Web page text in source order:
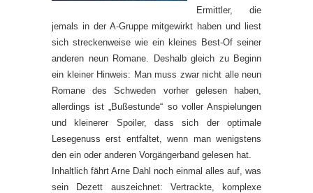
Ermittler, die
jemals in der A-Gruppe mitgewirkt haben und liest
sich streckenweise wie ein kleines Best-Of seiner
anderen neun Romane. Deshalb gleich zu Beginn
ein kleiner Hinweis: Man muss zwar nicht alle neun
Romane des Schweden vorher gelesen haben,
allerdings ist „Bußestunde“ so voller Anspielungen
und kleinerer Spoiler, dass sich der optimale
Lesegenuss erst entfaltet, wenn man wenigstens
den ein oder anderen Vorgängerband gelesen hat.
Inhaltlich fährt Arne Dahl noch einmal alles auf, was
sein Dezett auszeichnet: Vertrackte, komplexe